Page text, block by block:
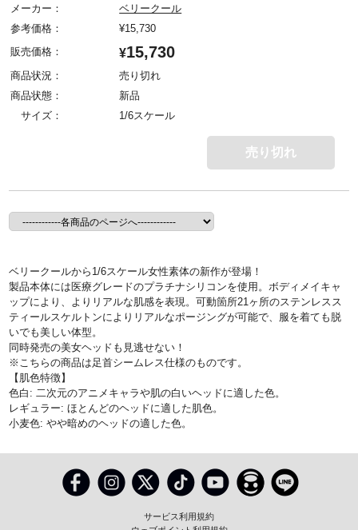
メーカー：
ベリークール
参考価格：
¥15,730
販売価格：
¥15,730
商品状況：
売り切れ
商品状態：
新品
サイズ：
1/6スケール
売り切れ
ベリークールから1/6スケール女性素体の新作が登場！
製品本体には医療グレードのプラチナシリコンを使用。ボディメイキャ
ップにより、よりリアルな肌感を表現。可動箇所21ヶ所のステンレスス
ティールスケルトンによりリアルなポージングが可能で、服を着ても脱
いでも美しい体型。
同時発売の美女ヘッドも見逃せない！
※こちらの商品は足首シームレス仕様のものです。
【肌色特徴】
色白: 二次元のアニメキャラや肌の白いヘッドに適した色。
レギュラー: ほとんどのヘッドに適した肌色。
小麦色: やや暗めのヘッドの適した色。
サービス利用規約